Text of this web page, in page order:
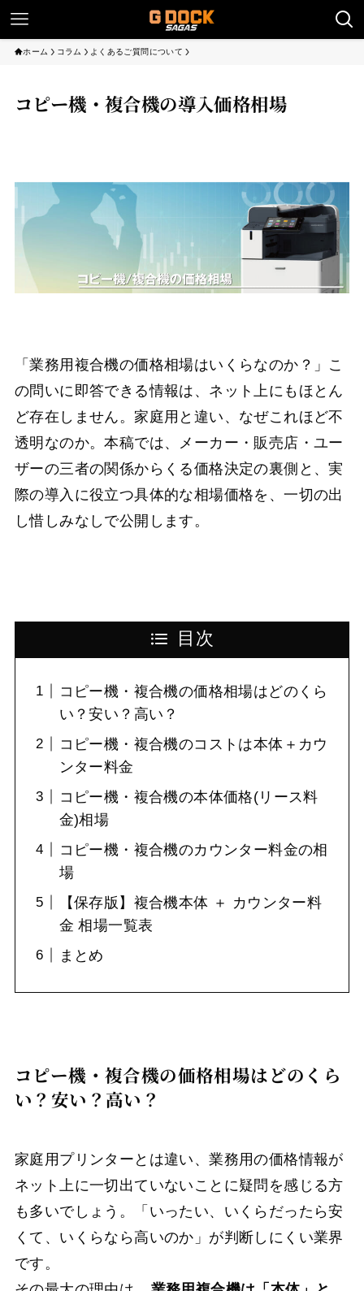
ホーム コラム よくあるご質問について
コピー機・複合機の導入価格相場
「業務用複合機の価格相場はいくらなのか？」こ
の問いに即答できる情報は、ネット上にもほとん
ど存在しません。家庭用と違い、なぜこれほど不
透明なのか。本稿では、メーカー・販売店・ユー
ザーの三者の関係からくる価格決定の裏側と、実
際の導入に役立つ具体的な相場価格を、一切の出
し惜しみなしで公開します。
目次
コピー機・複合機の価格相場はどのくら
い？安い？高い？
コピー機・複合機のコストは本体＋カウ
ンター料金
コピー機・複合機の本体価格(リース料
金)相場
コピー機・複合機のカウンター料金の相
場
【保存版】複合機本体 ＋ カウンター料
金 相場一覧表
まとめ
コピー機・複合機の価格相場はどのくら
い？安い？高い？
家庭用プリンターとは違い、業務用の価格情報が
ネット上に一切出ていないことに疑問を感じる方
も多いでしょう。「いったい、いくらだったら安
くて、いくらなら高いのか」が判断しにくい業界
です。